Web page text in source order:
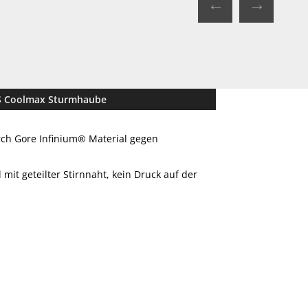
Coolmax Sturmhaube
Gore Infinium® Material gegen
mit geteilter Stirnnaht, kein Druck auf der